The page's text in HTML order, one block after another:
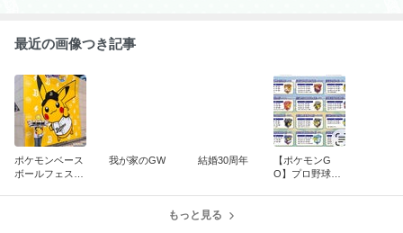
最近の画像つき記事
ポケモンベース
ボールフェスタi
我が家のGW 結婚30周年
【ポケモンG
O】プロ野球12
もっと見る